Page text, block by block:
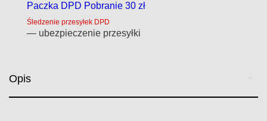
Paczka DPD Pobranie 30 zł
Śledzenie przesyłek DPD
— ubezpieczenie przesyłki
Opis